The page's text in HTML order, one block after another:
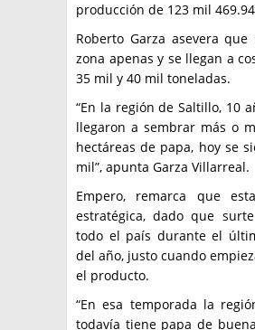
producción de 123 mil
Roberto Garza asevera
zona apenas y se llegan a
35 mil y 40 mil toneladas.
“En la región de Saltillo, 10
llegaron a sembrar más o
hectáreas de papa, hoy se
mil”, apunta Garza Villarreal.
Empero, remarca que
estratégica, dado que
todo el país durante el
del año, justo cuando
el producto.
“En esa temporada la
todavía tiene papa de